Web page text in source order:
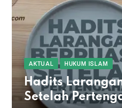
AKTUAL HUKUM ISLAM
Hadits
Setelah